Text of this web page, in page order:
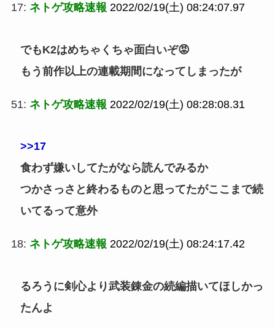
17: ネトゲ攻略速報 2022/02/19(土) 08:24:07.97
でもK2はめちゃくちゃ面白いぞ😡
もう前作以上の連載期間になってしまったが
51: ネトゲ攻略速報 2022/02/19(土) 08:28:08.31
>>17
食わず嫌いしてたがなら読んでみるか
つかさっさと終わるものと思ってたがここまで続
いてるって意外
18: ネトゲ攻略速報 2022/02/19(土) 08:24:17.42
るろうに剣心より武装錬金の続編描いてほしかっ
たんよ